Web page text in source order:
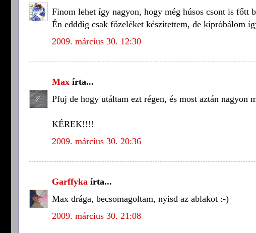
Finom lehet így nagyon, hogy még húsos csont is főtt
Én edddig csak főzeléket készítettem, de kipróbálom
2009. március 30. 12:30
Max írta...
Pfuj de hogy utáltam ezt régen, és most aztán nagyon
KÉREK!!!!
2009. március 30. 20:36
Garffyka írta...
Max drága, becsomagoltam, nyisd az ablakot :-)
2009. március 30. 21:08